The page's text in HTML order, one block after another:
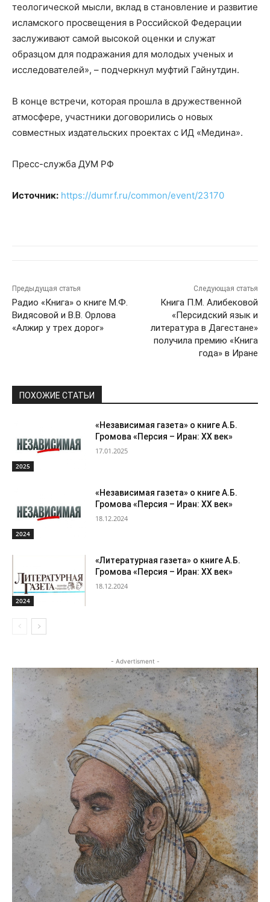
теологической мысли, вклад в становление и развитие
исламского просвещения в Российской Федерации
заслуживают самой высокой оценки и служат
образцом для подражания для молодых ученых и
исследователей», – подчеркнул муфтий Гайнутдин.
В конце встречи, которая прошла в дружественной
атмосфере, участники договорились о новых
совместных издательских проектах с ИД «Медина».
Пресс-служба ДУМ РФ
Источник: https://dumrf.ru/common/event/23170
Предыдущая статья
Радио «Книга» о книге М.Ф.
Видясовой и В.В. Орлова
«Алжир у трех дорог»
Следующая статья
Книга П.М. Алибековой
«Персидский язык и
литература в Дагестане»
получила премию «Книга
года» в Иране
ПОХОЖИЕ СТАТЬИ
2025
«Независимая газета» о книге А.Б.
Громова «Персия – Иран: ХХ век»
17.01.2025
2024
«Независимая газета» о книге А.Б.
Громова «Персия – Иран: ХХ век»
18.12.2024
2024
«Литературная газета» о книге А.Б.
Громова «Персия – Иран: ХХ век»
18.12.2024
- Advertisment -